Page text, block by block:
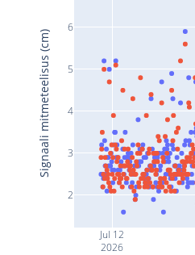
Jul 12
2026
2
3
4
5
6
Signaali mitmeteelisus (cm)